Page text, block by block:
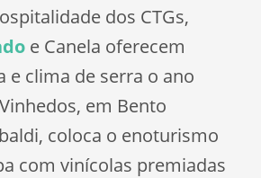
dos CTGs,
e Canela oferecem
e clima de serra o ano
em Bento
coloca o enoturismo
com vinícolas premiadas